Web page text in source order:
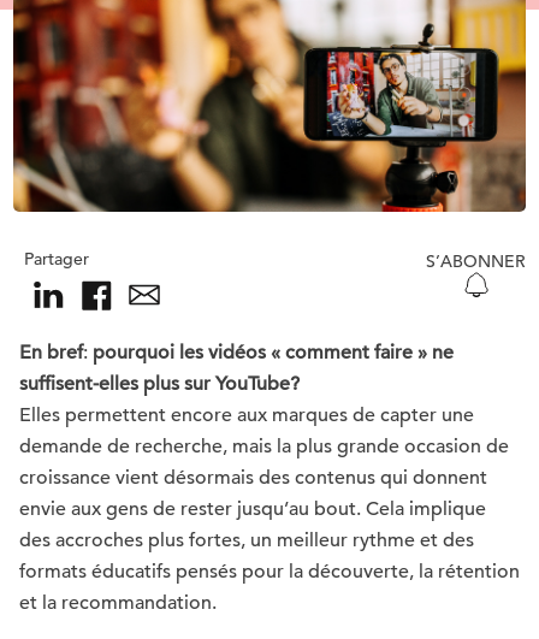
Partager S’ABONNER
En bref: pourquoi les vidéos « comment faire » ne
suffisent-elles plus sur YouTube?
Elles permettent encore aux marques de capter une
demande de recherche, mais la plus grande occasion de
croissance vient désormais des contenus qui donnent
envie aux gens de rester jusqu’au bout. Cela implique
des accroches plus fortes, un meilleur rythme et des
formats éducatifs pensés pour la découverte, la rétention
et la recommandation.